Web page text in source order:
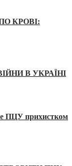
КРОВІ:
В УКРАЇНІ
ПЦУ прихистком